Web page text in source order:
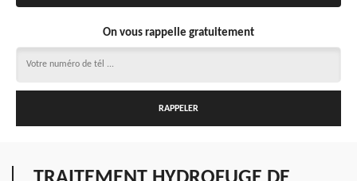
On vous rappelle gratuitement